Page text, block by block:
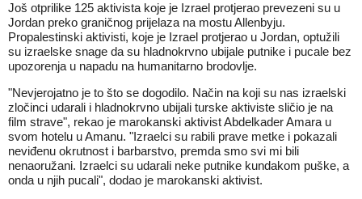
Još otprilike 125 aktivista koje je Izrael protjerao prevezeni su u
Jordan preko graničnog prijelaza na mostu Allenbyju.
Propalestinski aktivisti, koje je Izrael protjerao u Jordan, optužili
su izraelske snage da su hladnokrvno ubijale putnike i pucale bez
upozorenja u napadu na humanitarno brodovlje.
"Nevjerojatno je to što se dogodilo. Način na koji su nas izraelski
zločinci udarali i hladnokrvno ubijali turske aktiviste sličio je na
film strave", rekao je marokanski aktivist Abdelkader Amara u
svom hotelu u Amanu. "Izraelci su rabili prave metke i pokazali
neviđenu okrutnost i barbarstvo, premda smo svi mi bili
nenaoružani. Izraelci su udarali neke putnike kundakom puške, a
onda u njih pucali", dodao je marokanski aktivist.